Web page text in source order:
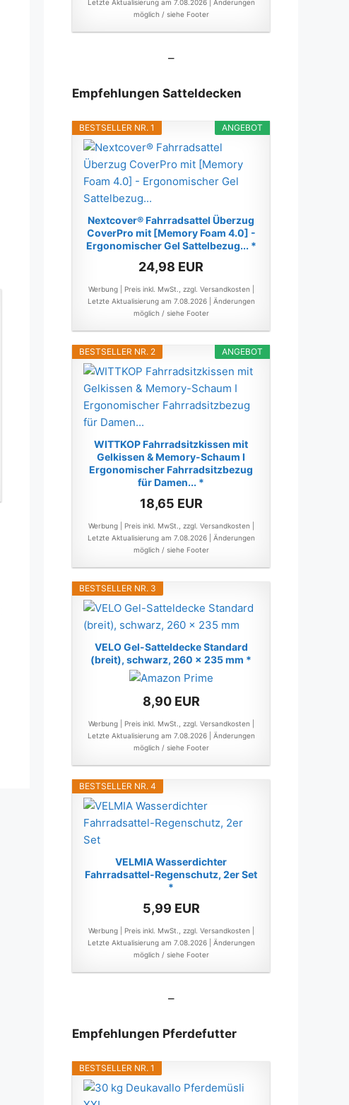
Letzte Aktualisierung am 7.08.2026 | Änderungen
möglich / siehe Footer
–
Empfehlungen Satteldecken
ANGEBOT
BESTSELLER NR. 1
Nextcover® Fahrradsattel Überzug
CoverPro mit [Memory Foam 4.0] -
Ergonomischer Gel Sattelbezug... *
24,98 EUR
Werbung | Preis inkl. MwSt., zzgl. Versandkosten |
Letzte Aktualisierung am 7.08.2026 | Änderungen
möglich / siehe Footer
ANGEBOT
BESTSELLER NR. 2
WITTKOP Fahrradsitzkissen mit
Gelkissen & Memory-Schaum I
Ergonomischer Fahrradsitzbezug
für Damen... *
18,65 EUR
Werbung | Preis inkl. MwSt., zzgl. Versandkosten |
Letzte Aktualisierung am 7.08.2026 | Änderungen
möglich / siehe Footer
BESTSELLER NR. 3
VELO Gel-Satteldecke Standard
(breit), schwarz, 260 x 235 mm *
8,90 EUR
Werbung | Preis inkl. MwSt., zzgl. Versandkosten |
Letzte Aktualisierung am 7.08.2026 | Änderungen
möglich / siehe Footer
BESTSELLER NR. 4
VELMIA Wasserdichter
Fahrradsattel-Regenschutz, 2er Set
*
5,99 EUR
Werbung | Preis inkl. MwSt., zzgl. Versandkosten |
Letzte Aktualisierung am 7.08.2026 | Änderungen
möglich / siehe Footer
–
Empfehlungen Pferdefutter
BESTSELLER NR. 1